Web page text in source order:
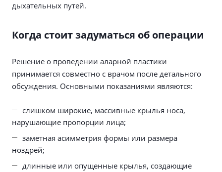
дыхательных путей.
Когда стоит задуматься об операции
Решение о проведении аларной пластики
принимается совместно с врачом после детального
обсуждения. Основными показаниями являются:
слишком широкие, массивные крылья носа,
нарушающие пропорции лица;
заметная асимметрия формы или размера
ноздрей;
длинные или опущенные крылья, создающие